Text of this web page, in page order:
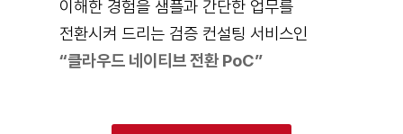
이해한 경험을 샘플과 간단한 업무를
전환시켜 드리는 검증 컨설팅 서비스인
“클라우드 네이티브 전환 PoC”